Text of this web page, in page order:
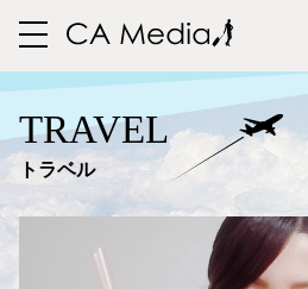
toggle
TRAVEL
トラベル